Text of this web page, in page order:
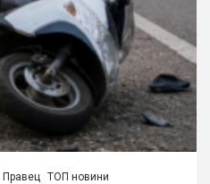
Правец ТОП новини